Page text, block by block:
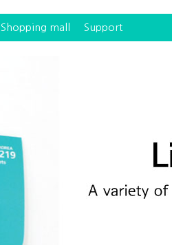
Shopping mall Support